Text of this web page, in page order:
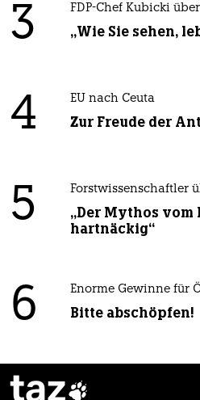
3 FDP-Chef Kubicki
„Wie Sie sehen,
4 EU nach Ceuta
Zur Freude der
5 Forstwissenschaftler
„Der Mythos
hartnäckig“
6 Enorme Gewinne für
Bitte abschöpfen!
taz